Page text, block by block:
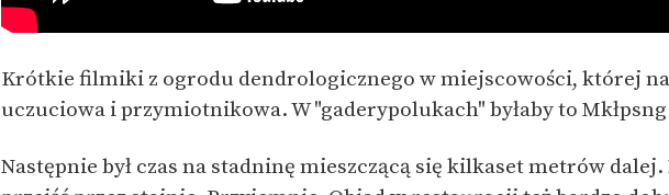
Krótkie filmiki z ogrodu dendrologicznego w miejscowości, której
uczuciowa i przymiotnikowa. W "gaderypolukach" byłaby to
Następnie był czas na stadninę mieszczącą się kilkaset metrów dalej.